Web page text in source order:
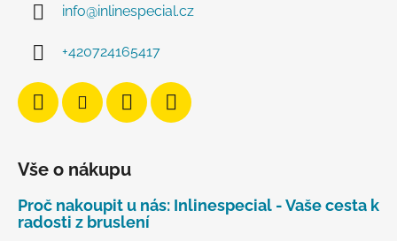
info@inlinespecial.cz
+420724165417
Vše o nákupu
Proč nakoupit u nás: Inlinespecial - Vaše cesta k
radosti z bruslení